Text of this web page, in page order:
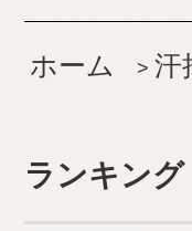
ホーム > 汗
ランキング